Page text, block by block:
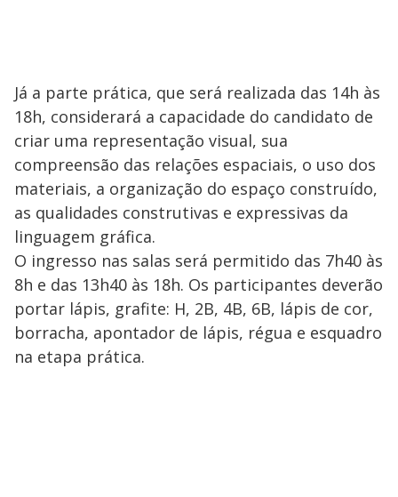
Já a parte prática, que será realizada das 14h às
18h, considerará a capacidade do candidato de
criar uma representação visual, sua
compreensão das relações espaciais, o uso dos
materiais, a organização do espaço construído,
as qualidades construtivas e expressivas da
linguagem gráfica.
O ingresso nas salas será permitido das 7h40 às
8h e das 13h40 às 18h. Os participantes deverão
portar lápis, grafite: H, 2B, 4B, 6B, lápis de cor,
borracha, apontador de lápis, régua e esquadro
na etapa prática.